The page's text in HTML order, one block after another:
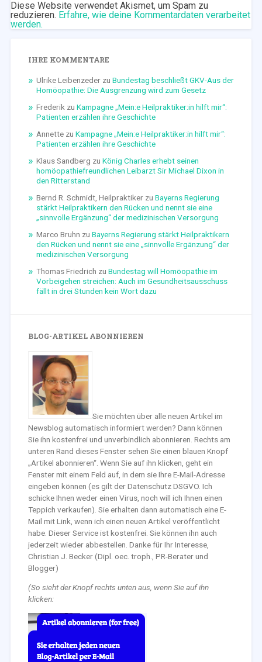
Diese Website verwendet Akismet, um Spam zu
reduzieren. Erfahre, wie deine Kommentardaten verarbeitet
werden.
IHRE KOMMENTARE
Ulrike Leibenzederzu Bundestag beschließt GKV-Aus der
Homöopathie: Die Ausgrenzung wird zum Gesetz
Frederik zu Kampagne „Mein:e Heilpraktiker:in hilft mir“:
Patienten erzählen ihre Geschichte
Annettezu Kampagne „Mein:e Heilpraktiker:in hilft mir“:
Patienten erzählen ihre Geschichte
Klaus Sandberg zu König Charles erhebt seinen
homöopathiefreundlichen Leibarzt Sir Michael Dixon in
den Ritterstand
Bernd R. Schmidt, Heilpraktikerzu Bayerns Regierung
stärkt Heilpraktikern den Rücken und nennt sie eine
„sinnvolle Ergänzung“ der medizinischen Versorgung
Marco Bruhn zu Bayerns Regierung stärkt Heilpraktikern
den Rücken und nennt sie eine „sinnvolle Ergänzung“ der
medizinischen Versorgung
Thomas Friedrich zu Bundestag will Homöopathie im
Vorbeigehen streichen: Auch im Gesundheitsausschuss
fällt in drei Stunden kein Wort dazu
BLOG-ARTIKEL ABONNIEREN
Sie möchten über alle neuen Artikel im
Newsblog automatisch informiert werden? Dann können
Sie ihn kostenfrei und unverbindlich abonnieren. Rechts am
unteren Rand dieses Fenster sehen Sie einen blauen Knopf
„Artikel abonnieren“. Wenn Sie auf ihn klicken, geht ein
Fenster mit einem Feld auf, in dem sie Ihre E-Mail-Adresse
eingeben können (es gilt der Datenschutz DSGVO. Ich
schicke Ihnen weder einen Virus, noch will ich Ihnen einen
Teppich verkaufen). Sie erhalten dann automatisch eine E-
Mail mit Link, wenn ich einen neuen Artikel veröffentlicht
habe. Dieser Service ist kostenfrei. Sie können ihn auch
jederzeit wieder abbestellen. Danke für Ihr Interesse,
Christian J. Becker (Dipl. oec. troph., PR-Berater und
Blogger)
(So sieht der Knopf rechts unten aus, wenn Sie auf ihn
klicken: